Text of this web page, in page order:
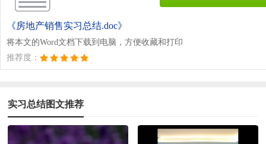
《房地产销售实习总结.doc》
将本文的Word文档下载到电脑，方便收藏和打印
推荐度：
实习总结图文推荐